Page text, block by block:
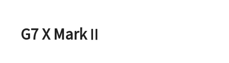
G7 X MarkⅡ